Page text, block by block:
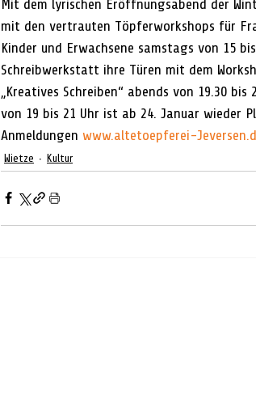
Mit dem lyrischen Eröffnungsabend der
mit den vertrauten Töpferworkshops für
Kinder und Erwachsene samstags von 15
Schreibwerkstatt ihre Türen mit dem
„Kreatives Schreiben“ abends von 19.30
von 19 bis 21 Uhr ist ab 24. Januar wieder
Anmeldungen www.altetoepferei-
Wietze Kultur